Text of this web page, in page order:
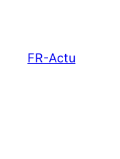
contenu
FR-Actu